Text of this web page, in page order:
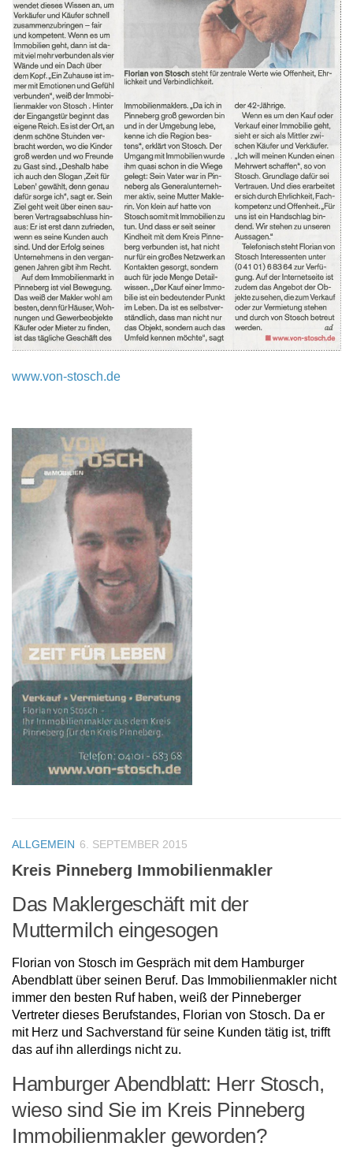
www.von-stosch.de
ALLGEMEIN 6. SEPTEMBER 2015
Kreis Pinneberg Immobilienmakler
Das Maklergeschäft mit der
Muttermilch eingesogen
Florian von Stosch im Gespräch mit dem Hamburger
Abendblatt über seinen Beruf. Das Immobilienmakler nicht
immer den besten Ruf haben, weiß der Pinneberger
Vertreter dieses Berufstandes, Florian von Stosch. Da er
mit Herz und Sachverstand für seine Kunden tätig ist, trifft
das auf ihn allerdings nicht zu.
Hamburger Abendblatt: Herr Stosch,
wieso sind Sie im Kreis Pinneberg
Immobilienmakler geworden?